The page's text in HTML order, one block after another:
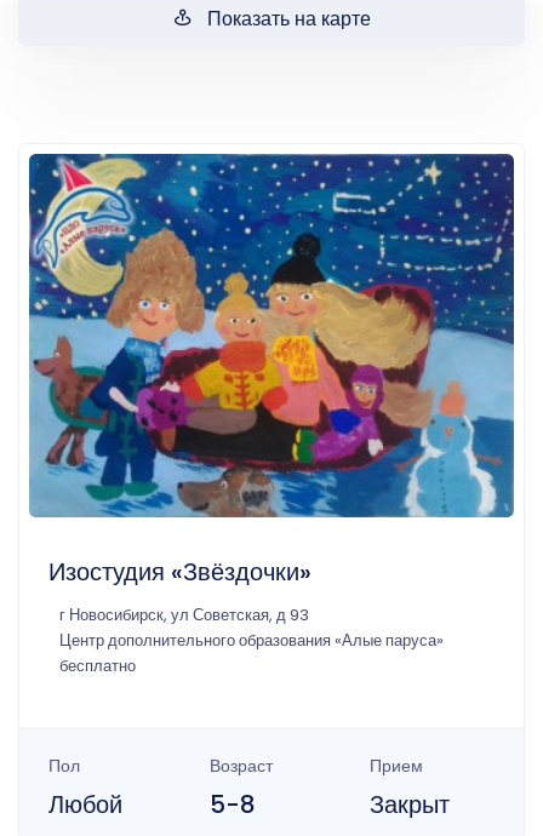
Показать на карте
Изостудия «Звёздочки»
г Новосибирск, ул Советская, д 93
Центр дополнительного образования «Алые паруса»
бесплатно
Пол
Любой
Возраст
5-8
Прием
Закрыт